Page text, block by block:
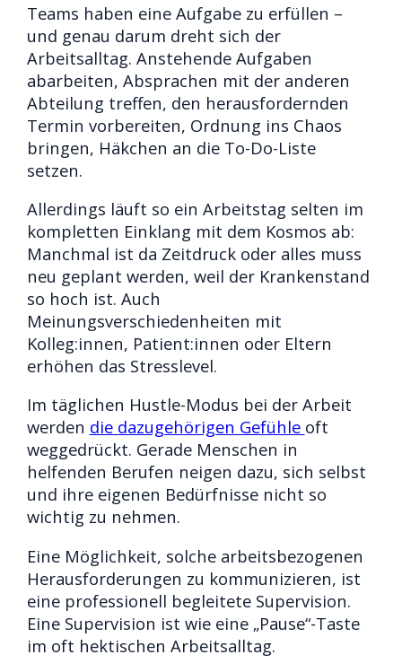
Teams haben eine Aufgabe zu erfüllen –
und genau darum dreht sich der
Arbeitsalltag. Anstehende Aufgaben
abarbeiten, Absprachen mit der anderen
Abteilung treffen, den herausfordernden
Termin vorbereiten, Ordnung ins Chaos
bringen, Häkchen an die To-Do-Liste
setzen.
Allerdings läuft so ein Arbeitstag selten im
kompletten Einklang mit dem Kosmos ab:
Manchmal ist da Zeitdruck oder alles muss
neu geplant werden, weil der Krankenstand
so hoch ist. Auch
Meinungsverschiedenheiten mit
Kolleg:innen, Patient:innen oder Eltern
erhöhen das Stresslevel.
Im täglichen Hustle-Modus bei der Arbeit
werden die dazugehörigen Gefühle oft
weggedrückt. Gerade Menschen in
helfenden Berufen neigen dazu, sich selbst
und ihre eigenen Bedürfnisse nicht so
wichtig zu nehmen.
Eine Möglichkeit, solche arbeitsbezogenen
Herausforderungen zu kommunizieren, ist
eine professionell begleitete Supervision.
Eine Supervision ist wie eine „Pause“-Taste
im oft hektischen Arbeitsalltag.